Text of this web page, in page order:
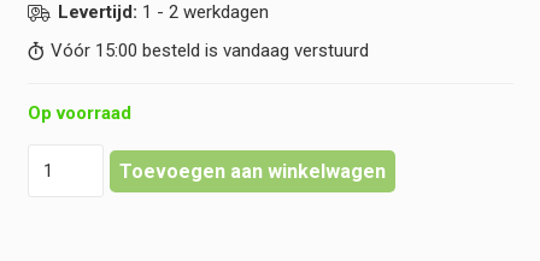
Levertijd: 1 - 2 werkdagen
Vóór 15:00 besteld is vandaag verstuurd
Op voorraad
Toevoegen aan winkelwagen